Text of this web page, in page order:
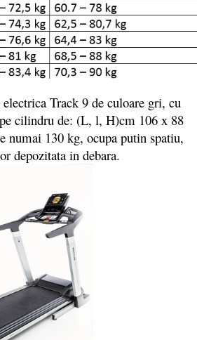
Track 9 de culoare gri, cu
cilindru de: (L, l, H)cm 106 x 88
numai 130 kg, ocupa putin spatiu,
depozitata in debara.